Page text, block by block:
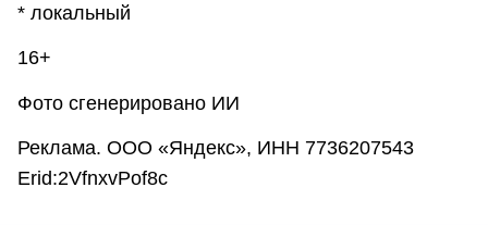
* локальный
16+
Фото сгенерировано ИИ
Реклама. ООО «Яндекс», ИНН 7736207543
Erid:2VfnxvPof8c